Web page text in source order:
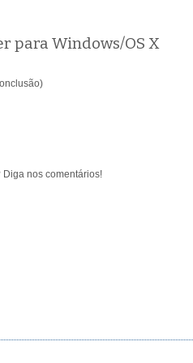
para Windows/OS X
nos comentários!